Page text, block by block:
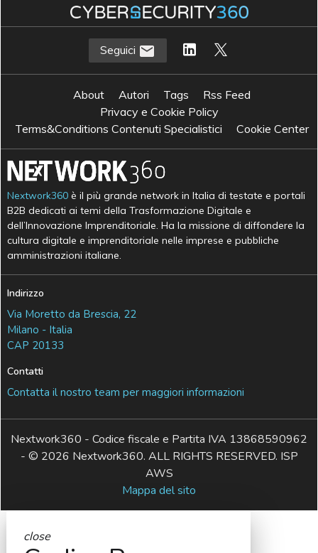
Seguici
About Autori Tags
Rss Feed
Privacy e Cookie Policy
Terms&Conditions Contenuti Specialistici
Cookie Center
Nextwork360 è il più grande network in Italia di testate e portali
B2B dedicati ai temi della Trasformazione Digitale e
dell’Innovazione Imprenditoriale. Ha la missione di diffondere la
cultura digitale e imprenditoriale nelle imprese e pubbliche
amministrazioni italiane.
Indirizzo
Via Moretto da Brescia, 22
Milano - Italia
CAP 20133
Contatti
Contatta il nostro team per maggiori informazioni
Nextwork360 - Codice fiscale e Partita IVA 13868590962
- © 2026 Nextwork360. ALL RIGHTS RESERVED. ISP
AWS
Mappa del sito
close